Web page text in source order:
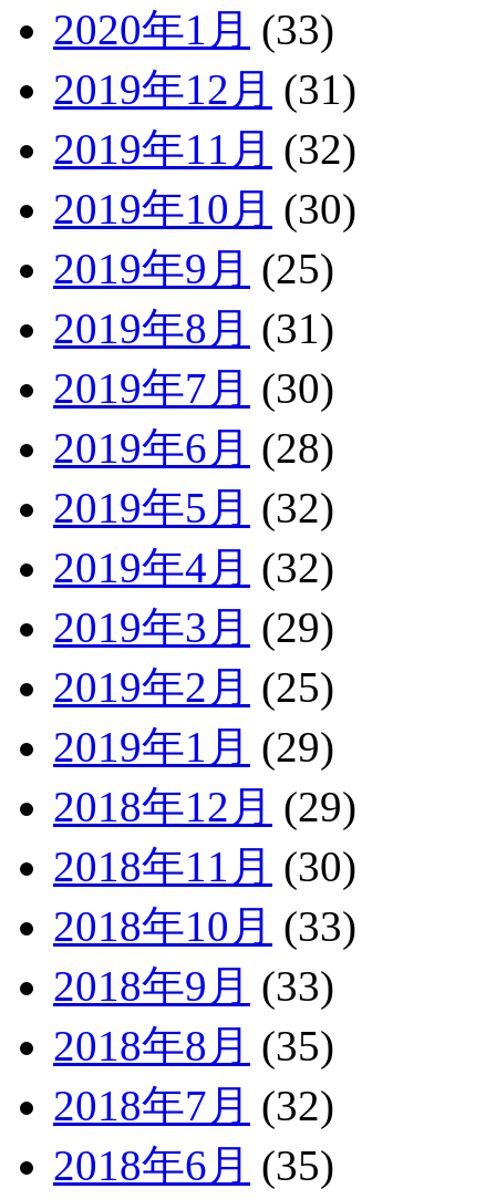
2020年1月 (33)
2019年12月 (31)
2019年11月 (32)
2019年10月 (30)
2019年9月 (25)
2019年8月 (31)
2019年7月 (30)
2019年6月 (28)
2019年5月 (32)
2019年4月 (32)
2019年3月 (29)
2019年2月 (25)
2019年1月 (29)
2018年12月 (29)
2018年11月 (30)
2018年10月 (33)
2018年9月 (33)
2018年8月 (35)
2018年7月 (32)
2018年6月 (35)